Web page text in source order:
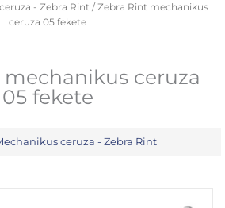
- Zebra Rint/ Zebra Rint mechanikus
ceruza 05 fekete
ceruza
05 fekete
ceruza - Zebra Rint